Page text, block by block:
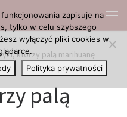
którzy palą marihuanę
palą
zapisuje na
tylko w celu szybszego
wyłączyć pliki cookies w
Polityka prywatności